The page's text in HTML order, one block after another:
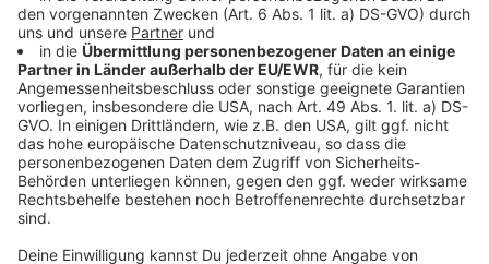
Neues Wohnviertel statt B8-Center - Pläne nehmen
Gestalt an:
Ende für das B8-Center ist schon seit mehreren
Jahren geplant:
Interessierte konnten bereits bei Workshops mitreden:
Pläne für das neue Wohnviertel auf dem Gelände